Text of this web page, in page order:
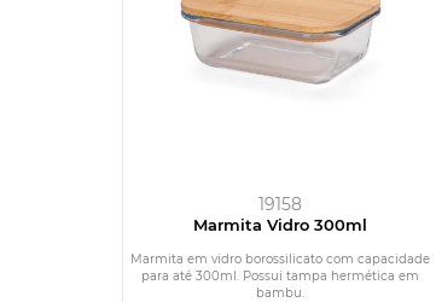
19158
Marmita Vidro 300ml
Marmita em vidro borossilicato com capacidade
para até 300ml. Possui tampa hermética em
bambu.